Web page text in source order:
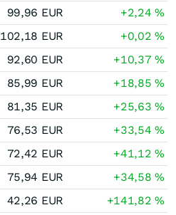
99,96 EUR +2,24%
102,18 EUR +0,02%
92,60 EUR +10,37%
85,99 EUR +18,85%
81,35 EUR +25,63%
76,53 EUR +33,54%
72,42 EUR +41,12%
75,94 EUR +34,58%
42,26 EUR +141,82%